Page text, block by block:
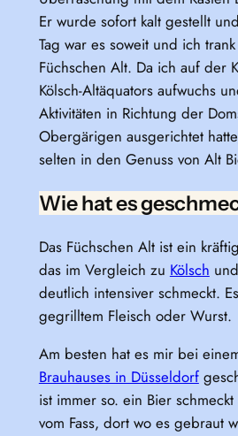
Er wurde sofort kalt gestellt
Tag war es soweit und ich
Füchschen Alt. Da ich auf der
Kölsch-Altäquators aufwuchs
Aktivitäten in Richtung der
Obergärigen ausgerichtet
selten in den Genuss von Alt
Wie hat es
Das Füchschen Alt ist ein
das im Vergleich zu Kölsch
deutlich intensiver schmeckt.
gegrilltem Fleisch oder Wurst.
Am besten hat es mir bei
Brauhauses in Düsseldorf
ist immer so. ein Bier
vom Fass, dort wo es gebraut